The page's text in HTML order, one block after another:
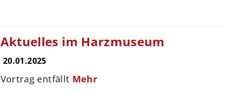
Aktuelles im Harzmuseum
20.01.2025
Vortrag entfällt Mehr